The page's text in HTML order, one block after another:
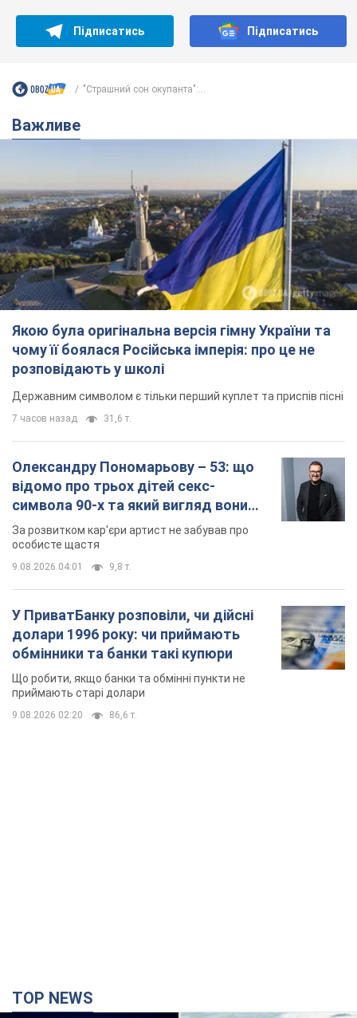
Підписатись Підписатись
"Страшний сон окупанта":...
Важливе
Якою була оригінальна версія гімну України та
чому її боялася Російська імперія: про це не
розповідають у школі
Державним символом є тільки перший куплет та приспів пісні
7 часов назад 31,6 т.
Олександру Пономарьову – 53: що
відомо про трьох дітей секс-
символа 90-х та який вигляд вони
мають
За розвитком кар'єри артист не забував про
особисте щастя
9.08.2026 04:01 9,8 т.
У ПриватБанку розповіли, чи дійсні
долари 1996 року: чи приймають
обмінники та банки такі купюри
Що робити, якщо банки та обмінні пункти не
приймають старі долари
9.08.2026 02:20 86,6 т.
TOP NEWS